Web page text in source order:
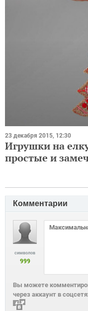
23 декабря 2015, 12:30
Игрушки на
простые и
Комментарии
символов
999
Вы можете
через аккаунт в